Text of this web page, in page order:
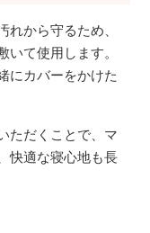
から守るため、
て使用します。
にカバーをかけた
ただくことで、マ
快適な寝心地も長